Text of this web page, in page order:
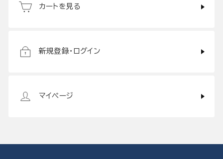
カートを見る
新規登録・ログイン
マイページ